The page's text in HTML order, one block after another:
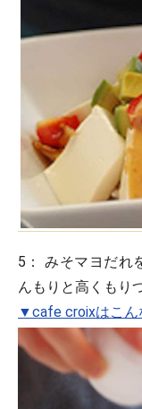
5：
みそマヨだれ
んもりと高くもり
▼cafe croixはこん